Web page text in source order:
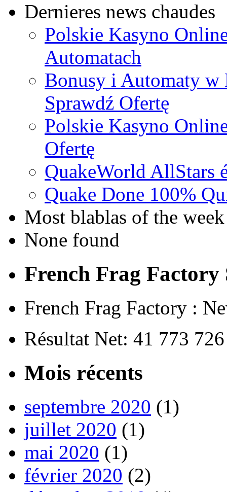
Dernieres news chaudes
Polskie Kasyno
Automatach
Bonusy i Automaty w
Sprawdź Ofertę
Polskie Kasyno
Ofertę
QuakeWorld AllStars
Quake Done 100%
Most blablas of the week
None found
French Frag Factory
French Frag Factory :
Résultat Net: 41 773
Mois récents
septembre 2020 (1)
juillet 2020 (1)
mai 2020 (1)
février 2020 (2)